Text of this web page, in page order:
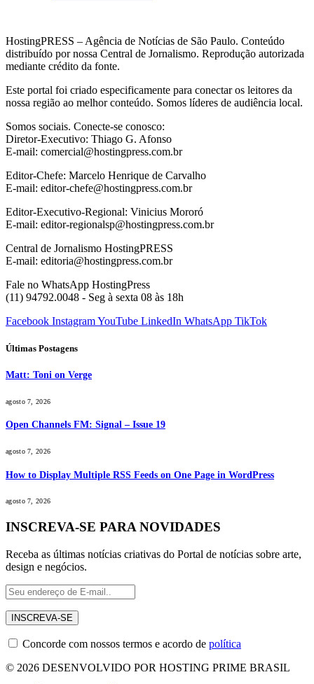
HostingPRESS – Agência de Notícias de São Paulo. Conteúdo
distribuído por nossa Central de Jornalismo. Reprodução autorizada
mediante crédito da fonte.
Este portal foi criado especificamente para conectar os leitores da
nossa região ao melhor conteúdo. Somos líderes de audiência local.
Somos sociais. Conecte-se conosco:
Diretor-Executivo: Thiago G. Afonso
E-mail: comercial@hostingpress.com.br
Editor-Chefe: Marcelo Henrique de Carvalho
E-mail: editor-chefe@hostingpress.com.br
Editor-Executivo-Regional: Vinicius Mororó
E-mail: editor-regionalsp@hostingpress.com.br
Central de Jornalismo HostingPRESS
E-mail: editoria@hostingpress.com.br
Fale no WhatsApp HostingPress
(11) 94792.0048 - Seg à sexta 08 às 18h
Facebook InstagramYouTube LinkedIn WhatsApp TikTok
Últimas Postagens
Matt: Toni on Verge
agosto 7, 2026
Open Channels FM: Signal – Issue 19
agosto 7, 2026
How to Display Multiple RSS Feeds on One Page in WordPress
agosto 7, 2026
INSCREVA-SE PARA NOVIDADES
Receba as últimas notícias criativas do Portal de notícias sobre arte,
design e negócios.
Concorde com nossos termos e acordo de política
© 2026 DESENVOLVIDO POR HOSTING PRIME BRASIL